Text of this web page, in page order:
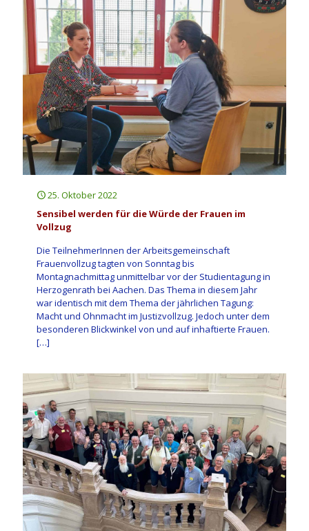
25. Oktober 2022
Sensibel werden für die Würde der Frauen im
Vollzug
Die TeilnehmerInnen der Arbeitsgemeinschaft
Frauenvollzug tagten von Sonntag bis
Montagnachmittag unmittelbar vor der Studientagung in
Herzogenrath bei Aachen. Das Thema in diesem Jahr
war identisch mit dem Thema der jährlichen Tagung:
Macht und Ohnmacht im Justizvollzug. Jedoch unter dem
besonderen Blickwinkel von und auf inhaftierte Frauen.
[…]